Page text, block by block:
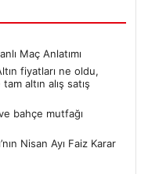
Maç Anlatımı
fiyatları ne oldu,
altın alış satış
bahçe mutfağı
Nisan Ayı Faiz Karar